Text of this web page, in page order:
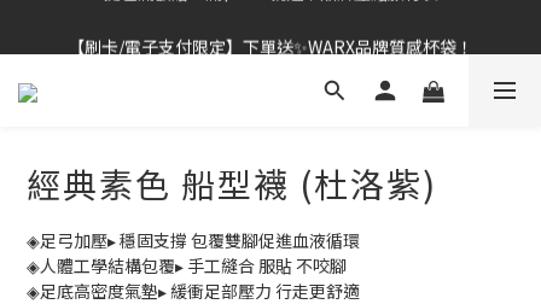
👔挺爸行動：全館襪款【最低$149起】✨立即下單！
經典素色 船型襪 (杜洛紫)
◈足弓加壓▸ 穩固支撐 包覆雙腳促進血液循環
◈人體工學結構包覆▸ 手工縫合 服貼 不咬腳
◈足底高密度氣墊▸ 緩衝足部壓力 行走更舒適